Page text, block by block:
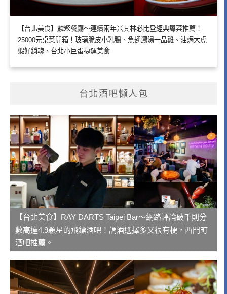
【台北美食】麟聚餐廳～連續兩年米其林必比登經典粵菜推薦！
25000元桌菜開箱！玻璃脆皮小乳鴨、魚翅濃湯一品雞、油焗大虎
蝦好銷魂、台北小巨蛋捷運美食
台北酒吧懶人包
【台北美食】RAY DARTS Taipei Bar～網路評論破千則分
數高達4.9顆星的飛鏢酒吧！調酒選擇多又很有梗，西門町
酒吧推薦。